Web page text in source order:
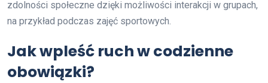
zdolności społeczne dzięki możliwości interakcji w grupach,
na przykład podczas zajęć sportowych.
Jak wpleść ruch w codzienne
obowiązki?